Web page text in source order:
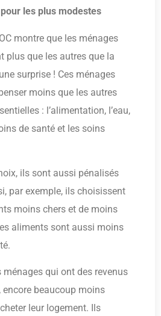
les plus modestes
montre que les ménages
plus que les autres que la
surprise ! Ces ménages
moins que les autres
: l’alimentation, l’eau,
de santé et les soins
ils sont aussi pénalisés
par exemple, ils choisissent
moins chers et de moins
aliments sont aussi moins
ménages qui ont des revenus
encore beaucoup moins
leur logement. Ils